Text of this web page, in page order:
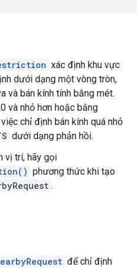
xác định khu vực
dưới dạng một vòng tròn,
và bán kính tính bằng mét.
và nhỏ hơn hoặc bằng
chỉ định bán kính quá nhỏ
dưới dạng phản hồi.
vị trí, hãy gọi
phương thức khi tạo
.
để chỉ định